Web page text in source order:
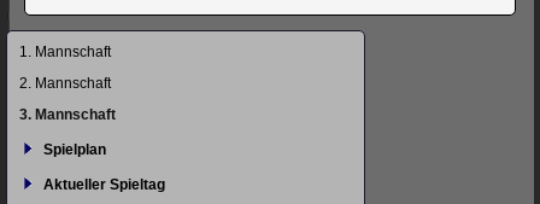
Navigation
1. Mannschaft
2. Mannschaft
3. Mannschaft
Spielplan
Aktueller Spieltag